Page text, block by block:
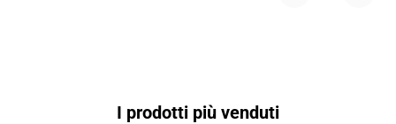
I prodotti più venduti